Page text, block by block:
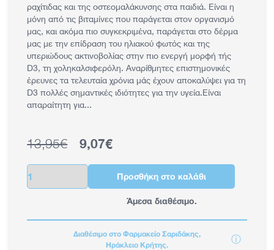
ραχίτιδας και της οστεομαλάκυνσης στα παιδιά. Είναι η
μόνη από τις βιταμίνες που παράγεται στον οργανισμό
μας, και ακόμα πιο συγκεκριμένα, παράγεται στο δέρμα
μας με την επίδραση του ηλιακού φωτός και της
υπεριώδους ακτινοβολίας στην πιο ενεργή μορφή τής
D3, τη χοληκαλσιφερόλη. Αναρίθμητες επιστημονικές
έρευνες τα τελευταία χρόνια μάς έχουν αποκαλύψει για τη
D3 πολλές σημαντικές ιδιότητες για την υγεία.Είναι
απαραίτητη για...
Κανονική τιμή
13,95€
Τιμή έκπτωσης
9,07€
Ποσότητα
Προσθήκη στο καλάθι
Άμεσα διαθέσιμο.
Διαθέσιμο στο Φαρμακείο Σαριδάκης,
Ηράκλειο Κρήτης.
ⓘ